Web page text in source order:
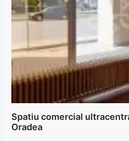
Spatiu comercial
Oradea